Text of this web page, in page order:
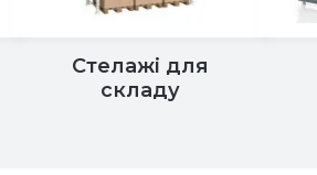
Стелажі для
складу